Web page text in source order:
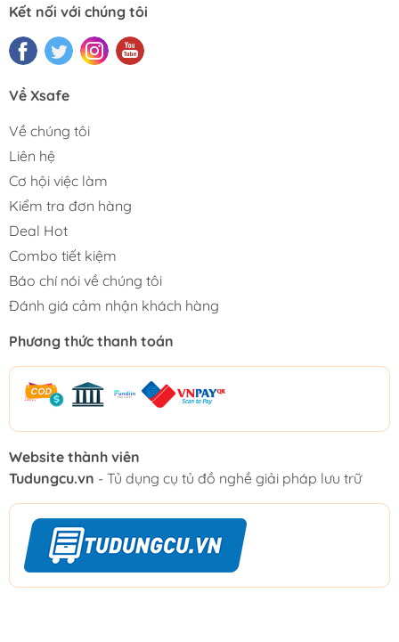
Kết nối với chúng tôi
Về Xsafe
Về chúng tôi
Liên hệ
Cơ hội việc làm
Kiểm tra đơn hàng
Deal Hot
Combo tiết kiệm
Báo chí nói về chúng tôi
Đánh giá cảm nhận khách hàng
Phương thức thanh toán
Website thành viên
Tudungcu.vn - Tủ dụng cụ tủ đồ nghề giải pháp lưu trữ